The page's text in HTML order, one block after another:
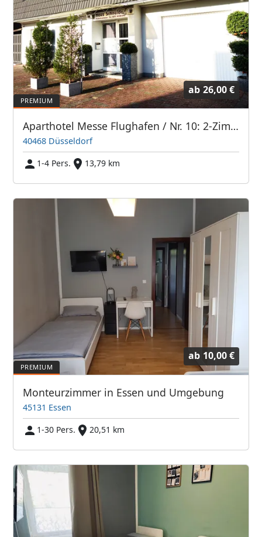
ab 26,00 €
Aparthotel Messe Flughafen / Nr. 10: 2-Zimmer-DG-Apartment im Haupthaus
40468 Düsseldorf
1-4 Pers.
13,79 km
ab 10,00 €
Monteurzimmer in Essen und Umgebung
45131 Essen
1-30 Pers.
20,51 km